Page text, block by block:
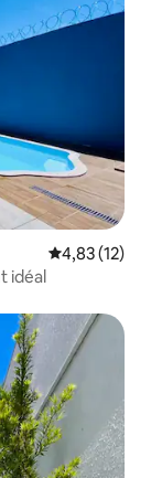
Évaluation
4,83 (12)
idéal